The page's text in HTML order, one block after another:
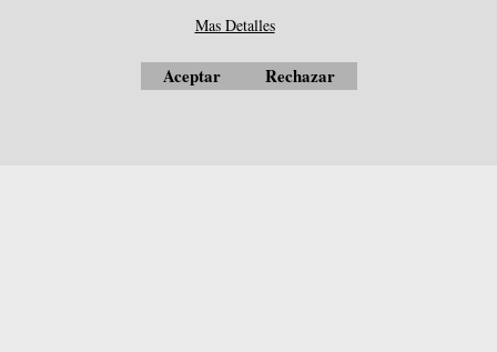
--------------------------------------------------
Mas Detalles
Aceptar Rechazar